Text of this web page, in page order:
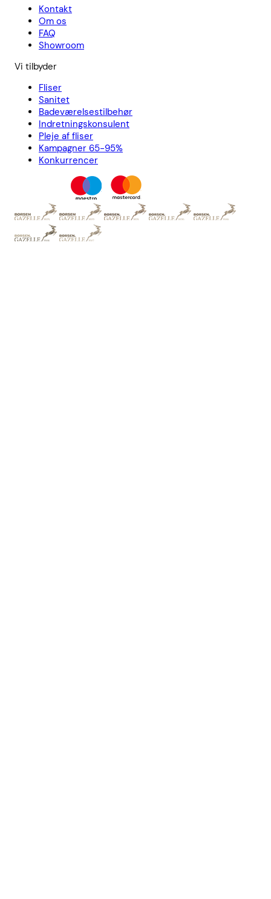
Kontakt
Om os
FAQ
Showroom
Vi tilbyder
Fliser
Sanitet
Badeværelsestilbehør
Indretningskonsulent
Pleje af fliser
Kampagner 65-95%
Konkurrencer